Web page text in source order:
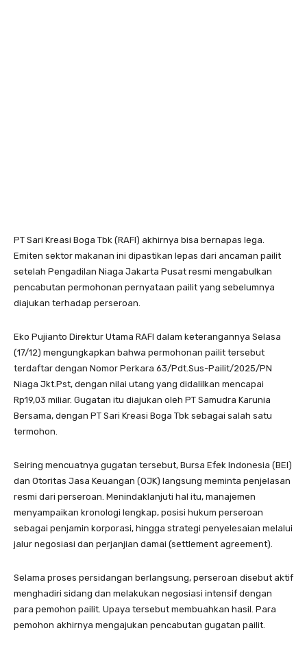
PT Sari Kreasi Boga Tbk (RAFI) akhirnya bisa bernapas lega.
Emiten sektor makanan ini dipastikan lepas dari ancaman pailit
setelah Pengadilan Niaga Jakarta Pusat resmi mengabulkan
pencabutan permohonan pernyataan pailit yang sebelumnya
diajukan terhadap perseroan.
Eko Pujianto Direktur Utama RAFI dalam keterangannya Selasa
(17/12) mengungkapkan bahwa permohonan pailit tersebut
terdaftar dengan Nomor Perkara 63/Pdt.Sus-Pailit/2025/PN
Niaga Jkt.Pst, dengan nilai utang yang didalilkan mencapai
Rp19,03 miliar. Gugatan itu diajukan oleh PT Samudra Karunia
Bersama, dengan PT Sari Kreasi Boga Tbk sebagai salah satu
termohon.
Seiring mencuatnya gugatan tersebut, Bursa Efek Indonesia (BEI)
dan Otoritas Jasa Keuangan (OJK) langsung meminta penjelasan
resmi dari perseroan. Menindaklanjuti hal itu, manajemen
menyampaikan kronologi lengkap, posisi hukum perseroan
sebagai penjamin korporasi, hingga strategi penyelesaian melalui
jalur negosiasi dan perjanjian damai (settlement agreement).
Selama proses persidangan berlangsung, perseroan disebut aktif
menghadiri sidang dan melakukan negosiasi intensif dengan
para pemohon pailit. Upaya tersebut membuahkan hasil. Para
pemohon akhirnya mengajukan pencabutan gugatan pailit.